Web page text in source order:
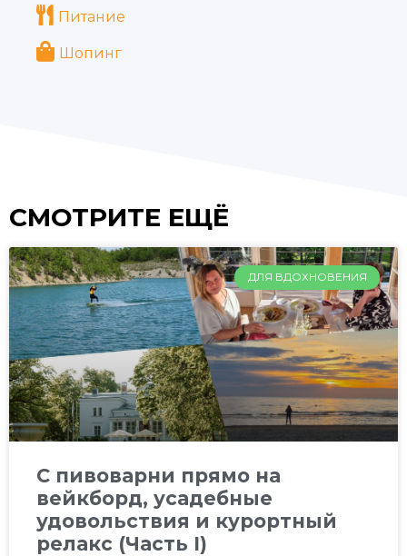
Питание
Шопинг
СМОТРИТЕ ЕЩЁ
ДЛЯ ВДОХНОВЕНИЯ
C пивоварни прямо на
вейкборд, усадебные
удовольствия и курортный
релакс (Часть I)